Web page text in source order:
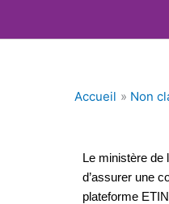
Accueil Non
Le ministère de
d’assurer une
plateforme